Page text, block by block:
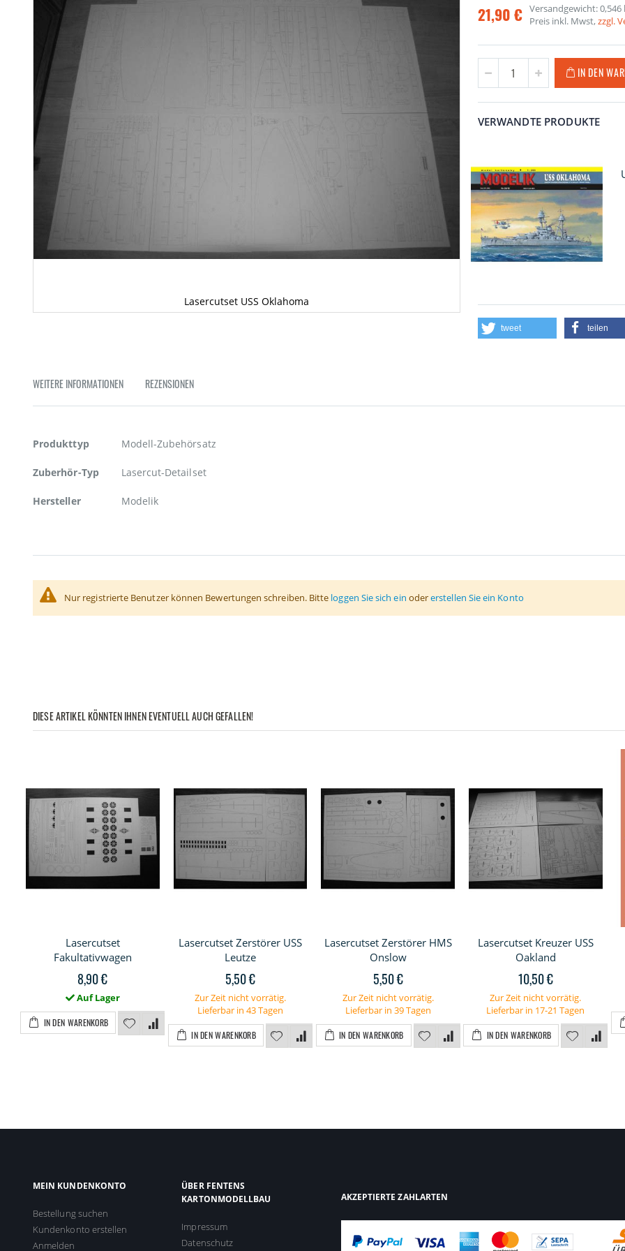
Lasercutset USS Oklahoma
21,90 € Versandgewicht: 0,546
Preis inkl. Mwst,zzgl.
IN DEN
VERWANDTE PRODUKTE
tweet teilen
WEITERE INFORMATIONEN REZENSIONEN
Weitere
Produkttyp Modell-Zubehörsatz
Zuberhör-Typ Lasercut-Detailset
Hersteller Modelik
Nur registrierte Benutzer können Bewertungen schreiben. Bitte loggen Sie sich ein odererstellen Sie ein Konto
DIESE ARTIKEL KÖNNTEN IHNEN EVENTUELL AUCH GEFALLEN!
Lasercutset
Fakultativwagen
8,90 €
Auf Lager
IN DEN WARENKORB
Lasercutset Zerstörer USS
Leutze
5,50 €
Zur Zeit nicht vorrätig.
Lieferbar in 43 Tagen
IN DEN WARENKORB
Lasercutset Zerstörer HMS
Onslow
5,50 €
Zur Zeit nicht vorrätig.
Lieferbar in 39 Tagen
IN DEN WARENKORB
Lasercutset Kreuzer USS
Oakland
10,50 €
Zur Zeit nicht vorrätig.
Lieferbar in 17-21 Tagen
IN DEN WARENKORB
MEIN KUNDENKONTO
Bestellung suchen
Kundenkonto erstellen
Anmelden
ÜBER FENTENS
KARTONMODELLBAU
Impressum
Datenschutz
AKZEPTIERTE ZAHLARTEN